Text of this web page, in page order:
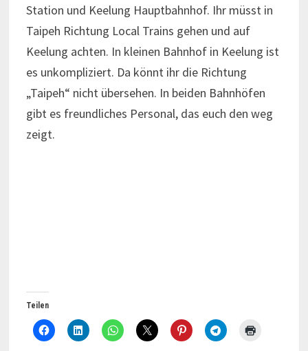
Station und Keelung Hauptbahnhof. Ihr müsst in
Taipeh Richtung Local Trains gehen und auf
Keelung achten. In kleinen Bahnhof in Keelung ist
es unkompliziert. Da könnt ihr die Richtung
„Taipeh“ nicht übersehen. In beiden Bahnhöfen
gibt es freundliches Personal, das euch den weg
zeigt.
Teilen